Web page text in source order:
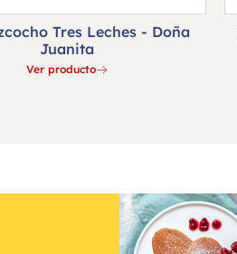
Tres Leches - Doña
Juanita
Ver producto